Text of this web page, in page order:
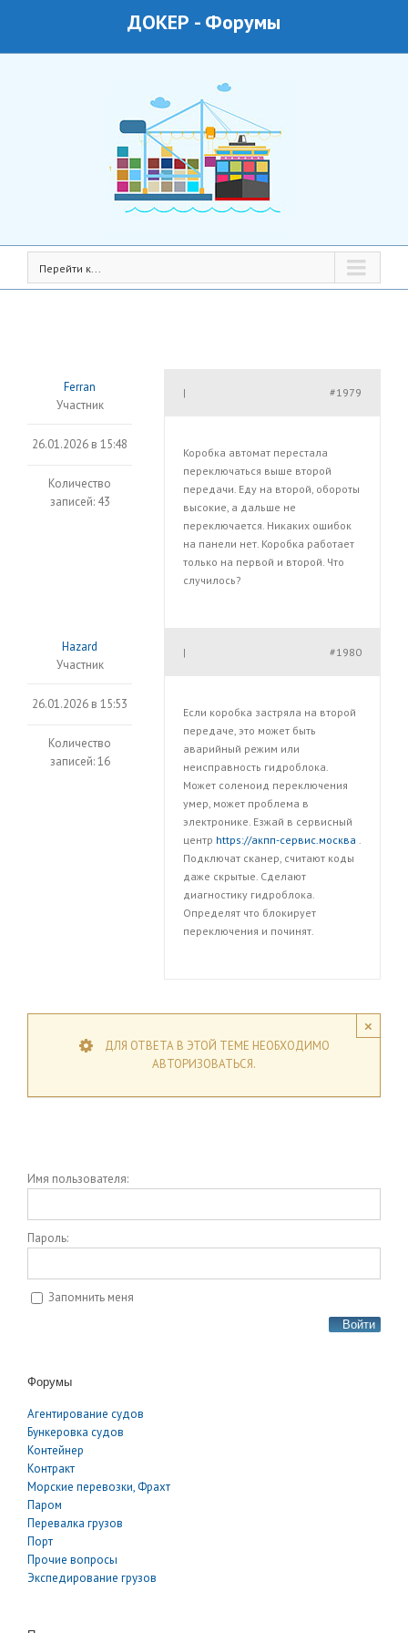
ДОКЕР - Форумы
Перейти к...
Ferran
Участник
26.01.2026 в 15:48
Количество
записей: 43
#1979
|
Коробка автомат перестала
переключаться выше второй
передачи. Еду на второй, обороты
высокие, а дальше не
переключается. Никаких ошибок
на панели нет. Коробка работает
только на первой и второй. Что
случилось?
Hazard
Участник
26.01.2026 в 15:53
Количество
записей: 16
#1980
|
Если коробка застряла на второй
передаче, это может быть
аварийный режим или
неисправность гидроблока.
Может соленоид переключения
умер, может проблема в
электронике. Езжай в сервисный
центр https://акпп-сервис.москва .
Подключат сканер, считают коды
даже скрытые. Сделают
диагностику гидроблока.
Определят что блокирует
переключения и починят.
×
ДЛЯ ОТВЕТА В ЭТОЙ ТЕМЕ НЕОБХОДИМО
АВТОРИЗОВАТЬСЯ.
Имя пользователя:
Пароль:
Запомнить меня
Войти
Форумы
Агентирование судов
Бункеровка судов
Контейнер
Контракт
Морские перевозки, Фрахт
Паром
Перевалка грузов
Порт
Прочие вопросы
Экспедирование грузов